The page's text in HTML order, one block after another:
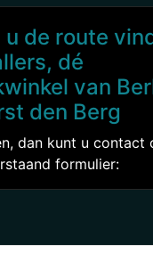
u de route
dé
van
den Berg
dan kunt u contact
formulier: